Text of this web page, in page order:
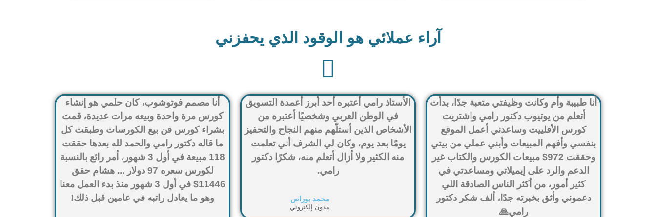
آراء عملائي هو الوقود الذي يحفزني
أنا طبيبة وأم وكانت وظيفتي متعبة جدًا، بدأت
أتعلم من يوتيوب دكتور رامي واشتريت
كورس الأفلييت وساعدني أعمل الموقع
بنفسي وأفهم المبيعات وأبني عملي من بيتي
وحققت 972$ مبيعات الكورس والكتاب غير
الدعم والرد على إيميلاتي ومساعدتي في
كثير أمور، من أكثر الناس الصادقة اللي
دعموني وأثق بخبرته جدًا، ألف شكر دكتور
رامي🙏
الأستاذ رامي أعتبره أحد أبرز أعمدة التسويق
في الوطن العربي وشخصيًا أعتبره من
الأشخاص الذين أستلّهم منهم النجاح والتحفيز
يومًا بعد يوم، وكان لي الشرف أني تعلمت
منه الكثير ولا أزال أتعلم منه، شكرًا دكتور
رامي.
محمد بوراص
مدون إلكتروني
أنا مصمم فوتوشوب، كان حلمي هو إنشاء
كورس مرة واحدة وبيعه مرات عديدة، قمت
بشراء كورس فن بيع الكورسات وطبقت كل
ما قاله دكتور رامي والحمد لله بعدها حققت
118 مبيعة في أول 3 شهور، أمر رائع بالنسبة
لكورس سعره 97 دولار ... هشام حقق
11446$ في أول 3 شهور منذ بدء العمل معنا
وهو ما يعادل راتبه في عامين قبل ذلك!